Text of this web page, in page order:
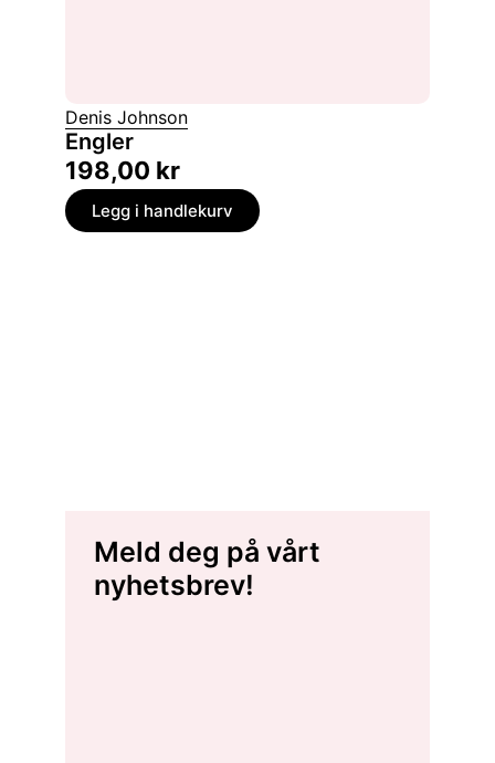
Denis Johnson
Engler
198,00 kr
Legg i handlekurv
Meld deg på vårt
nyhetsbrev!